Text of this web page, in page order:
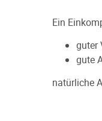
Ein
guter
gute
natürliche